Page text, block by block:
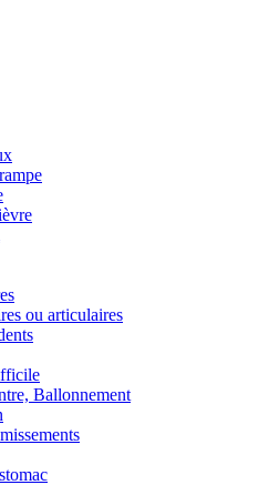
ou articulaires
Ballonnement